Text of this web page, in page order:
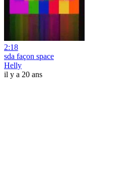
2:18
sda façon space
Helly
il y a 20 ans